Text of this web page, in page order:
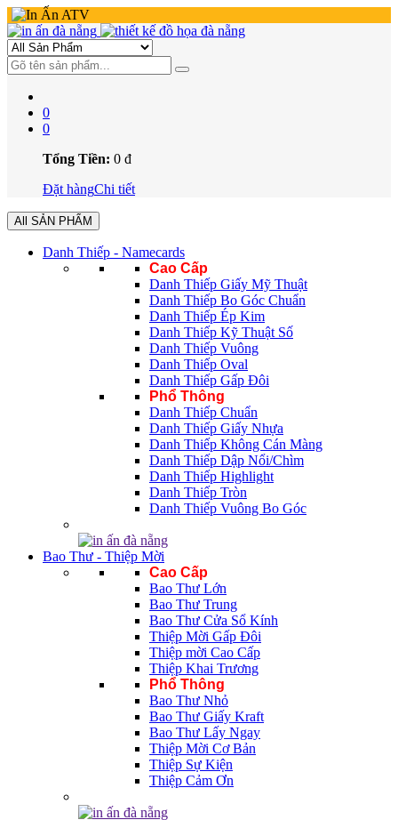
0
0
Tổng Tiền: 0 đ
Đặt hàngChi tiết
All SẢN PHẨM
Danh Thiếp - Namecards
Cao Cấp
Danh Thiếp Giấy Mỹ Thuật
Danh Thiếp Bo Góc Chuẩn
Danh Thiếp Ép Kim
Danh Thiếp Kỹ Thuật Số
Danh Thiếp Vuông
Danh Thiếp Oval
Danh Thiếp Gấp Đôi
Phổ Thông
Danh Thiếp Chuẩn
Danh Thiếp Giấy Nhựa
Danh Thiếp Không Cán Màng
Danh Thiếp Dập Nổi/Chìm
Danh Thiếp Highlight
Danh Thiếp Tròn
Danh Thiếp Vuông Bo Góc
Bao Thư - Thiệp Mời
Cao Cấp
Bao Thư Lớn
Bao Thư Trung
Bao Thư Cửa Sổ Kính
Thiệp Mời Gấp Đôi
Thiệp mời Cao Cấp
Thiệp Khai Trương
Phổ Thông
Bao Thư Nhỏ
Bao Thư Giấy Kraft
Bao Thư Lấy Ngay
Thiệp Mời Cơ Bản
Thiệp Sự Kiện
Thiệp Cảm Ơn